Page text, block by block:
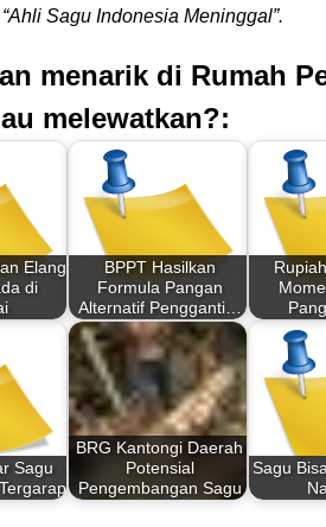
Sagu Indonesia Meninggal”.
menarik di Rumah
melewatkan?:
Elang
di
BPPT Hasilkan
Formula Pangan
Alternatif Pengganti…
Sagu
BRG Kantongi Daerah
Potensial
Pengembangan Sagu
Sagu